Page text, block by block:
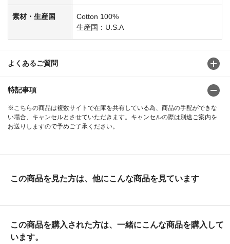
素材・生産国
Cotton 100%
生産国：U.S.A
よくあるご質問
特記事項
※こちらの商品は複数サイトで在庫を共有している為、商品の手配ができな
い場合、キャンセルとさせていただきます。キャンセルの際は別途ご案内を
お送りしますので予めご了承ください。
この商品を見た方は、他にこんな商品を見ています
この商品を購入された方は、一緒にこんな商品を購入して
います。